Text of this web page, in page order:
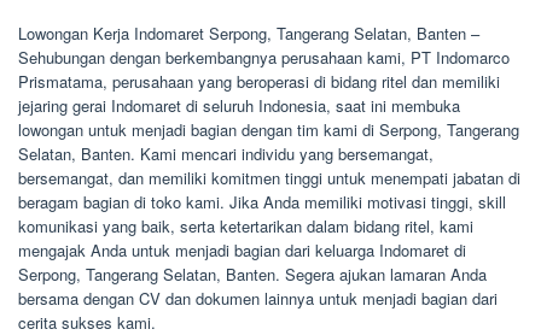
Lowongan Kerja Indomaret Serpong, Tangerang Selatan, Banten –
Sehubungan dengan berkembangnya perusahaan kami, PT Indomarco
Prismatama, perusahaan yang beroperasi di bidang ritel dan memiliki
jejaring gerai Indomaret di seluruh Indonesia, saat ini membuka
lowongan untuk menjadi bagian dengan tim kami di Serpong, Tangerang
Selatan, Banten. Kami mencari individu yang bersemangat,
bersemangat, dan memiliki komitmen tinggi untuk menempati jabatan di
beragam bagian di toko kami. Jika Anda memiliki motivasi tinggi, skill
komunikasi yang baik, serta ketertarikan dalam bidang ritel, kami
mengajak Anda untuk menjadi bagian dari keluarga Indomaret di
Serpong, Tangerang Selatan, Banten. Segera ajukan lamaran Anda
bersama dengan CV dan dokumen lainnya untuk menjadi bagian dari
cerita sukses kami.